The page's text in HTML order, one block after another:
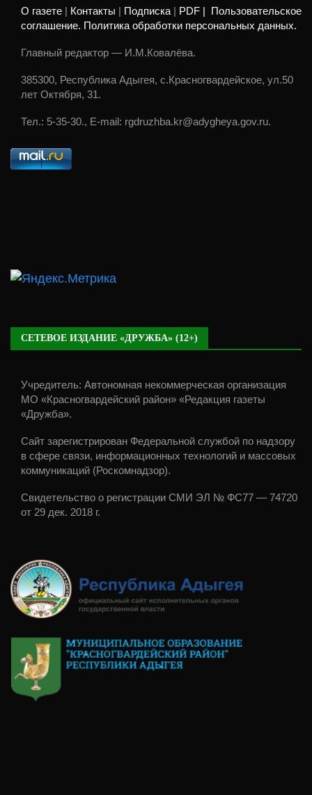
О газете Контакты Подписка PDF |
Пользовательское
соглашение. Политика обработки персональных данных.
Главный редактор — И.М.Ковалёва.
385300, Республика Адыгея, с.Красногвардейское, ул.50
лет Октября, 31.
Тел.: 5-35-30., E-mail: rgdruzhba.kr@adygheya.gov.ru.
СЕТЕВОЕ ИЗДАНИЕ «ДРУЖБА» (12+)
Учредитель: Автономная некоммерческая организация
МО «Красногвардейский район» «Редакция газеты
«Дружба».
Сайт зарегистрирован Федеральной службой по надзору
в сфере связи, информационных технологий и массовых
коммуникаций (Роскомнадзор).
Свидетельство о регистрации СМИ ЭЛ № ФС77 — 74720
от 29 дек. 2018 г.